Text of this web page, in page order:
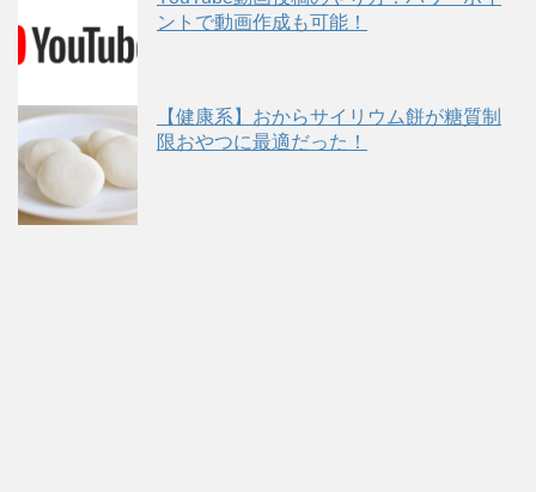
ントで動画作成も可能！
【健康系】おからサイリウム餅が糖質制
限おやつに最適だった！